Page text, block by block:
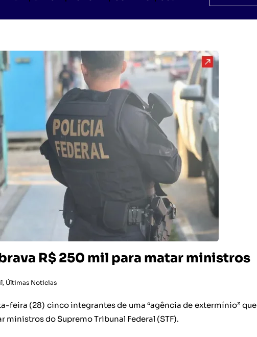
R$ 250 mil para matar ministros
, Últimas Noticias
feira (28) cinco integrantes de uma “agência de extermínio” que
do Supremo Tribunal Federal (STF).